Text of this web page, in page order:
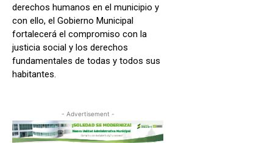
derechos humanos en el municipio y
con ello, el Gobierno Municipal
fortalecerá el compromiso con la
justicia social y los derechos
fundamentales de todas y todos sus
habitantes.
- Advertisement -